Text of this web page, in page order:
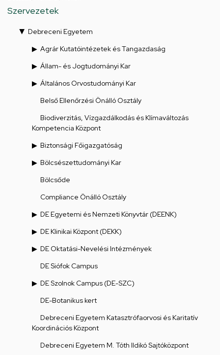
Szervezetek
Debreceni Egyetem
Agrár Kutatóintézetek és Tangazdaság
Állam- és Jogtudományi Kar
Általános Orvostudományi Kar
Belső Ellenőrzési Önálló Osztály
Biodiverzitás, Vízgazdálkodás és Klímaváltozás
Kompetencia Központ
Biztonsági Főigazgatóság
Bölcsészettudományi Kar
Bölcsőde
Compliance Önálló Osztály
DE Egyetemi és Nemzeti Könyvtár (DEENK)
DE Klinikai Központ (DEKK)
DE Oktatási-Nevelési Intézmények
DE Siófok Campus
DE Szolnok Campus (DE-SZC)
DE-Botanikus kert
Debreceni Egyetem Katasztrófaorvosi és Karitatív
Koordinációs Központ
Debreceni Egyetem M. Tóth Ildikó Sajtóközpont